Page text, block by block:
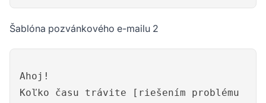
Šablóna pozvánkového e-mailu 2
Ahoj!
Koľko času trávite [riešením problému